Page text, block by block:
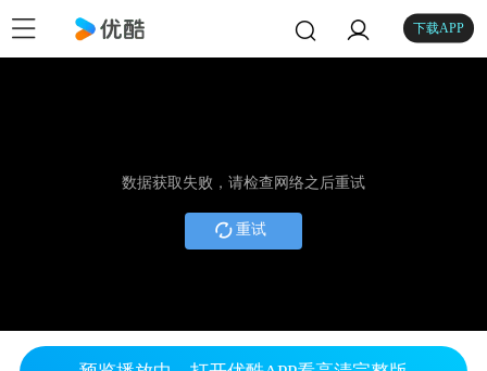
下载APP
数据获取失败，请检查网络之后重试
重试